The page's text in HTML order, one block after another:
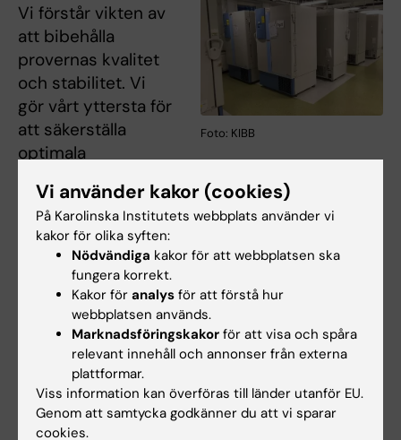
Foto: KIBB
Vi förstår vikten av
att bibehålla
provernas kvalitet
och stabilitet. Vi
gör vårt yttersta för
att säkerställa
optimala
förvaringstjänster tillgodoser en mängd olika
behov och erbjuder anpassningsbara
lösningar för att tillgodose nästan alla typer av
prover.
Prover som behandlas på KI Biobank kan
förvaras vid rumstemperatur, -20℃, -80℃
eller -180℃ enligt kundens
rekommendationer. Vi har också ett
toppmodernt automatiserat system för
provlagring och utplock av prov som kan lagra
Vi använder kakor (cookies)
På Karolinska Institutets webbplats använder vi
kakor för olika syften:
Nödvändiga kakor för att webbplatsen ska
fungera korrekt.
Kakor för analys för att förstå hur
webbplatsen används.
Marknadsföringskakor för att visa och spåra
relevant innehåll och annonser från externa
plattformar.
Viss information kan överföras till länder utanför EU.
Genom att samtycka godkänner du att vi sparar
cookies.